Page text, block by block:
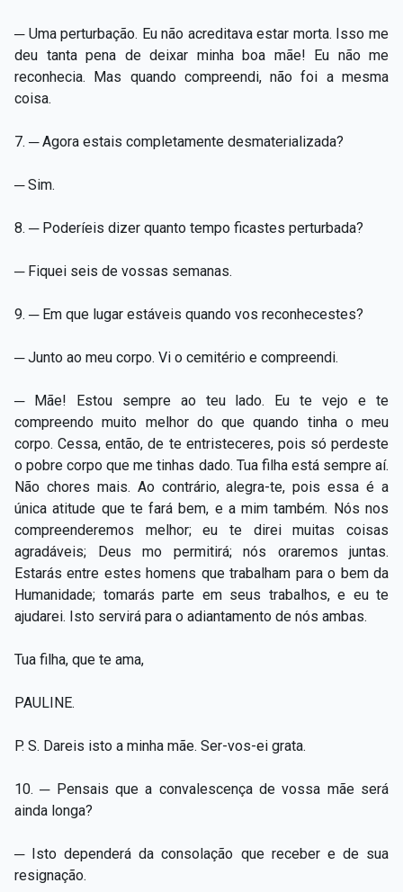
─ Uma perturbação. Eu não acreditava estar morta. Isso me
deu tanta pena de deixar minha boa mãe! Eu não me
reconhecia. Mas quando compreendi, não foi a mesma
coisa.
7. ─ Agora estais completamente desmaterializada?
─ Sim.
8. ─ Poderíeis dizer quanto tempo ficastes perturbada?
─ Fiquei seis de vossas semanas.
9. ─ Em que lugar estáveis quando vos reconhecestes?
─ Junto ao meu corpo. Vi o cemitério e compreendi.
─ Mãe! Estou sempre ao teu lado. Eu te vejo e te
compreendo muito melhor do que quando tinha o meu
corpo. Cessa, então, de te entristeceres, pois só perdeste
o pobre corpo que me tinhas dado. Tua filha está sempre aí.
Não chores mais. Ao contrário, alegra-te, pois essa é a
única atitude que te fará bem, e a mim também. Nós nos
compreenderemos melhor; eu te direi muitas coisas
agradáveis; Deus mo permitirá; nós oraremos juntas.
Estarás entre estes homens que trabalham para o bem da
Humanidade; tomarás parte em seus trabalhos, e eu te
ajudarei. Isto servirá para o adiantamento de nós ambas.
Tua filha, que te ama,
PAULINE.
P. S. Dareis isto a minha mãe. Ser-vos-ei grata.
10. ─ Pensais que a convalescença de vossa mãe será
ainda longa?
─ Isto dependerá da consolação que receber e de sua
resignação.